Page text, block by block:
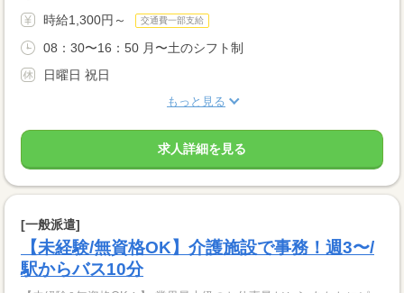
時給1,300円～ 交通費一部支給
08：30〜16：50 月〜土のシフト制
日曜日 祝日
もっと見る
求人詳細を見る
[一般派遣]
【未経験/無資格OK】介護施設で事務！週3〜/
駅からバス10分